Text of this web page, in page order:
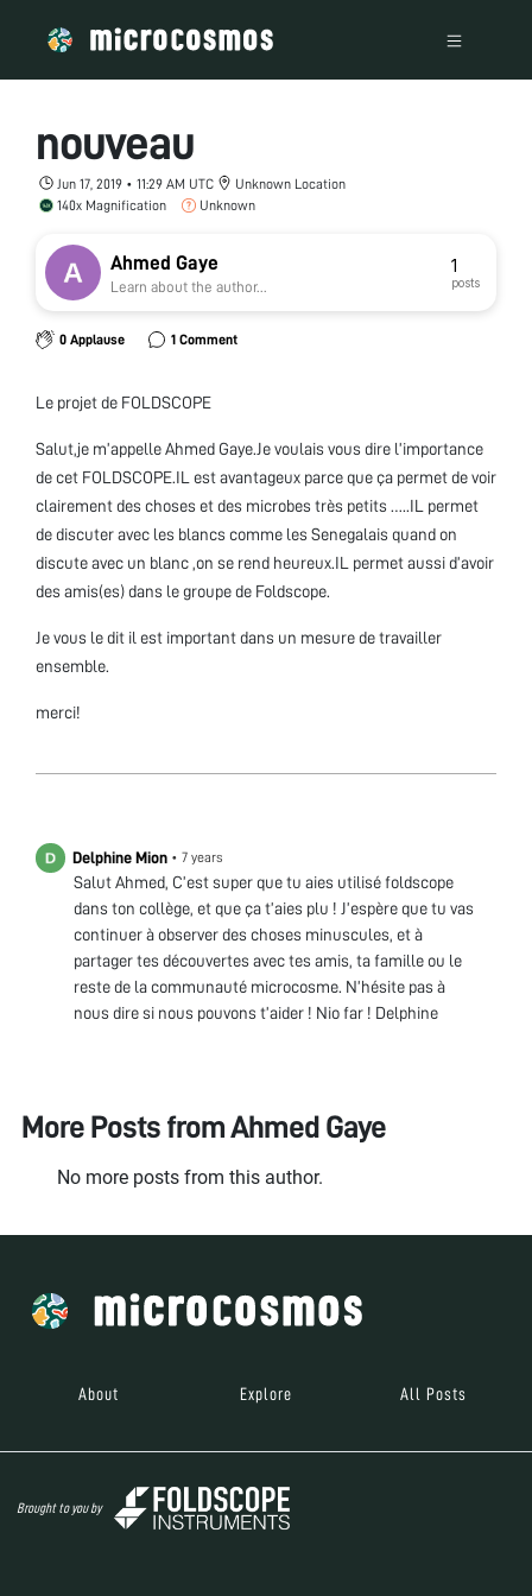
nouveau
Jun 17, 2019 • 11:29 AM UTC
Unknown Location
140x Magnification
Unknown
Ahmed Gaye
Learn about the author...
1
posts
0 Applause 1 Comment
Le projet de FOLDSCOPE
Salut,je m’appelle Ahmed Gaye.Je voulais vous dire l’importance
de cet FOLDSCOPE.IL est avantageux parce que ça permet de voir
clairement des choses et des microbes très petits …..IL permet
de discuter avec les blancs comme les Senegalais quand on
discute avec un blanc ,on se rend heureux.IL permet aussi d’avoir
des amis(es) dans le groupe de Foldscope.
Je vous le dit il est important dans un mesure de travailler
ensemble.
merci!
Delphine Mion • 7 years
Salut Ahmed, C’est super que tu aies utilisé foldscope
dans ton collège, et que ça t’aies plu ! J’espère que tu vas
continuer à observer des choses minuscules, et à
partager tes découvertes avec tes amis, ta famille ou le
reste de la communauté microcosme. N’hésite pas à
nous dire si nous pouvons t’aider ! Nio far ! Delphine
More Posts fromAhmed Gaye
No more posts from this author.
About Explore All Posts
Brought to you by